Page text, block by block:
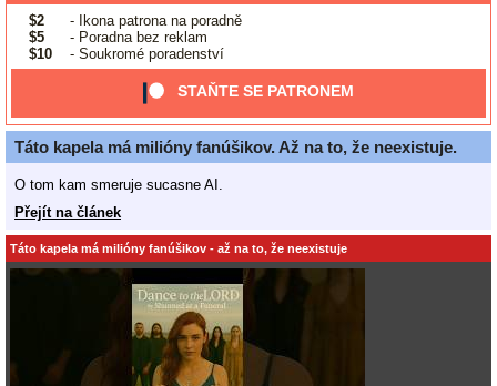
$2
- Ikona patrona na poradně
$5
- Poradna bez reklam
$10
- Soukromé poradenství
STAŇTE SE PATRONEM
Táto kapela má milióny fanúšikov. Až na to, že neexistuje.
O tom kam smeruje sucasne AI.
Přejít na článek
Táto kapela má milióny fanúšikov - až na to, že neexistuje